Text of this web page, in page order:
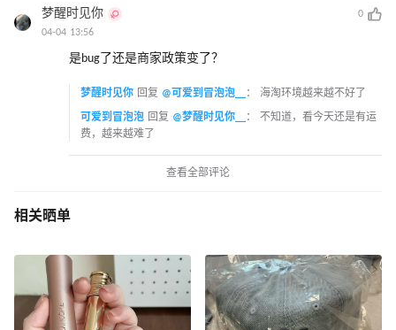
梦醒时见你
0
04-04 13:56
是bug了还是商家政策变了？
梦醒时见你 回复 @可爱到冒泡泡__ ： 海淘环境越来越不好了
可爱到冒泡泡 回复 @梦醒时见你__ ： 不知道，看今天还是有运
费，越来越难了
查看全部评论
相关晒单